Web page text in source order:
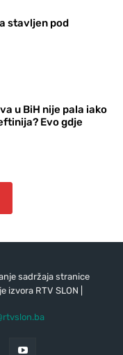
stavljen pod
u BiH nije pala iako
Evo gdje
sadržaja stranice
RTV SLON |